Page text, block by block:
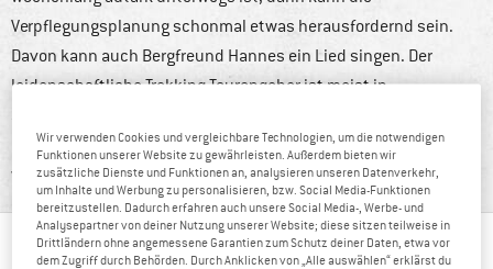
Verpflegungsplanung schonmal etwas herausfordernd sein.
Davon kann auch Bergfreund Hannes ein Lied singen. Der
leidenschaftliche Trekking-Tourengeher ist meist in
liebsten verzichtet er dabei auf Hüttenaufenthalte und ist weit
weg von der Zivilisation.
INHALTSVERZEICHNIS
Wir verwenden Cookies und vergleichbare Technologien, um die notwendigen
Funktionen unserer Website zu gewährleisten. Außerdem bieten wir
zusätzliche Dienste und Funktionen an, analysieren unseren Datenverkehr,
um Inhalte und Werbung zu personalisieren, bzw. Social Media-Funktionen
bereitzustellen. Dadurch erfahren auch unsere Social Media-, Werbe- und
Analysepartner von deiner Nutzung unserer Website; diese sitzen teilweise in
Drittländern ohne angemessene Garantien zum Schutz deiner Daten, etwa vor
dem Zugriff durch Behörden. Durch Anklicken von „Alle auswählen“ erklärst du